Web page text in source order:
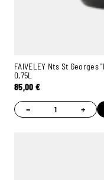
FAIVELEY Nts St Georges
0,75L
85,00€
− +